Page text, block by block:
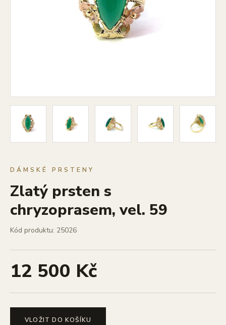
DÁMSKÉ PRSTENY
Zlatý prsten s
chryzoprasem, vel. 59
Kód produktu: 25026
12 500 Kč
VLOŽIT DO KOŠÍKU